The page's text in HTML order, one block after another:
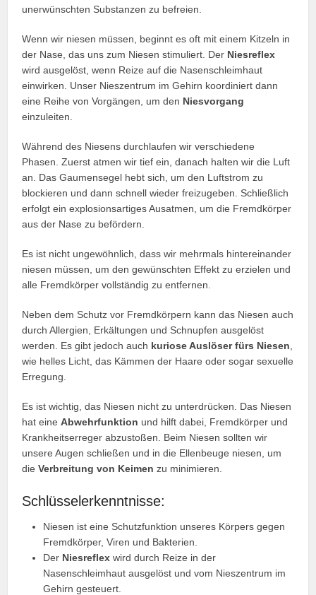
unerwünschten Substanzen zu befreien.
Wenn wir niesen müssen, beginnt es oft mit einem Kitzeln in
der Nase, das uns zum Niesen stimuliert. Der Niesreflex
wird ausgelöst, wenn Reize auf die Nasenschleimhaut
einwirken. Unser Nieszentrum im Gehirn koordiniert dann
eine Reihe von Vorgängen, um den Niesvorgang
einzuleiten.
Während des Niesens durchlaufen wir verschiedene
Phasen. Zuerst atmen wir tief ein, danach halten wir die Luft
an. Das Gaumensegel hebt sich, um den Luftstrom zu
blockieren und dann schnell wieder freizugeben. Schließlich
erfolgt ein explosionsartiges Ausatmen, um die Fremdkörper
aus der Nase zu befördern.
Es ist nicht ungewöhnlich, dass wir mehrmals hintereinander
niesen müssen, um den gewünschten Effekt zu erzielen und
alle Fremdkörper vollständig zu entfernen.
Neben dem Schutz vor Fremdkörpern kann das Niesen auch
durch Allergien, Erkältungen und Schnupfen ausgelöst
werden. Es gibt jedoch auch kuriose Auslöser fürs Niesen
wie helles Licht, das Kämmen der Haare oder sogar sexuelle
Erregung.
Es ist wichtig, das Niesen nicht zu unterdrücken. Das Niesen
hat eineAbwehrfunktion und hilft dabei, Fremdkörper und
Krankheitserreger abzustoßen. Beim Niesen sollten wir
unsere Augen schließen und in die Ellenbeuge niesen, um
dieVerbreitung von Keimen zu minimieren.
Schlüsselerkenntnisse:
Niesen ist eine Schutzfunktion unseres Körpers gegen
Fremdkörper, Viren und Bakterien.
Der Niesreflex wird durch Reize in der
Nasenschleimhaut ausgelöst und vom Nieszentrum im
Gehirn gesteuert.